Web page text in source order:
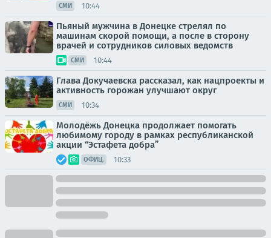
СМИ 10:44
Пьяный мужчина в Донецке стрелял по
машинам скорой помощи, а после в сторону
врачей и сотрудников силовых ведомств
СМИ 10:44
Глава Докучаевска рассказал, как нацпроекты и
активность горожан улучшают округ
СМИ 10:34
Молодёжь Донецка продолжает помогать
любимому городу в рамках республиканской
акции “Эстафета добра”
ОФИЦ. 10:33